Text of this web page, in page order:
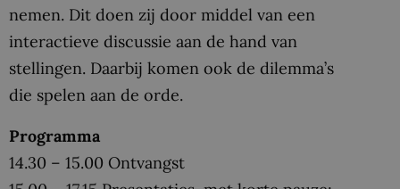
nemen. Dit doen zij door middel van een
interactieve discussie aan de hand van
stellingen. Daarbij komen ook de dilemma’s
die spelen aan de orde.
Programma
14.30 – 15.00 Ontvangst